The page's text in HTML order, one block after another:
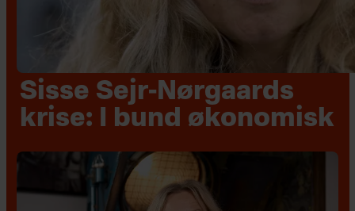
Sisse Sejr-Nørgaards
krise: I bund økonomisk